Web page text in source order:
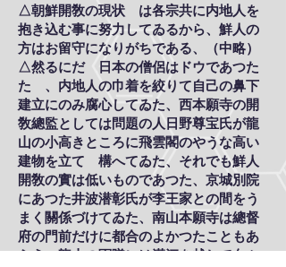
△朝鮮開敎の現状 は各宗共に内地人を
抱き込む事に努力してゐるから、鮮人の
方はお留守になりがちである、（中略）
△然るにだ 日本の僧侶はドウであつた
たゞ、内地人の巾着を絞りて自己の鼻下
建立にのみ腐心してゐた、西本願寺の開
敎總監としては問題の人日野尊宝氏が龍
山の小高きところに飛雲閣のやうな高い
建物を立てゝ構へてゐた、それでも鮮人
開敎の實は低いものであつた、京城別院
にあつた井波潜彰氏が李王家との間をう
まく關係づけてゐた、南山本願寺は總督
府の門前だけに都合のよかつたこともあ
らう、龍山の軍隊には漢江を越して向ふ